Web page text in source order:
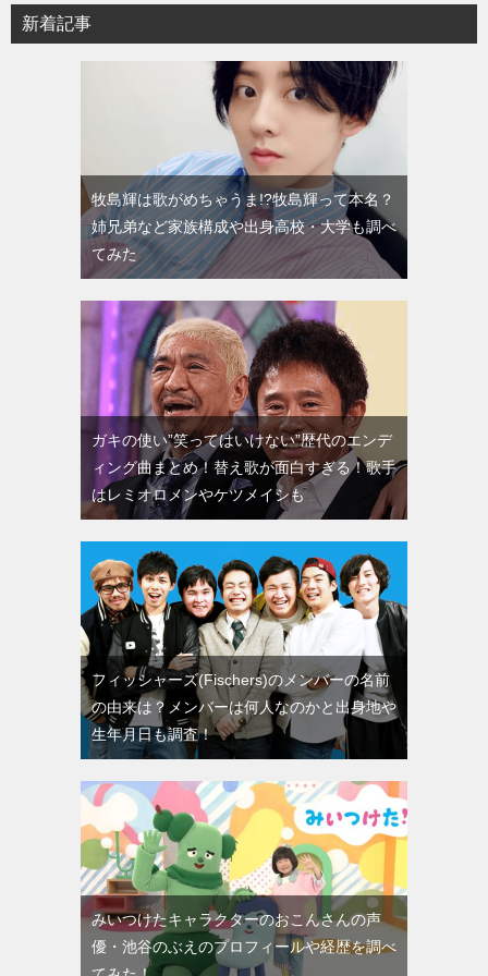
新着記事
牧島輝は歌がめちゃうま!?牧島輝って本名？
姉兄弟など家族構成や出身高校・大学も調べ
てみた
ガキの使い”笑ってはいけない”歴代のエンデ
ィング曲まとめ！替え歌が面白すぎる！歌手
はレミオロメンやケツメイシも
フィッシャーズ(Fischers)のメンバーの名前
の由来は？メンバーは何人なのかと出身地や
生年月日も調査！
みいつけたキャラクターのおこんさんの声
優・池谷のぶえのプロフィールや経歴を調べ